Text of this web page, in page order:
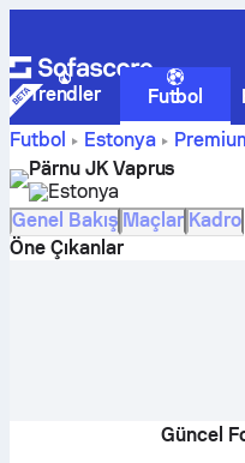
Trendler Futbol
Futbol
Estonya
skorları, fikstürleri, puan
Pärnu JK Vaprus
Estonya
Genel Bakış Maçlar Kadro
Öne Çıkanlar
Güncel